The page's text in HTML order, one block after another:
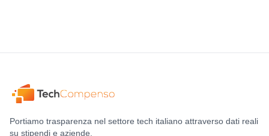
Portiamo trasparenza nel settore tech italiano attraverso dati reali
su stipendi e aziende.